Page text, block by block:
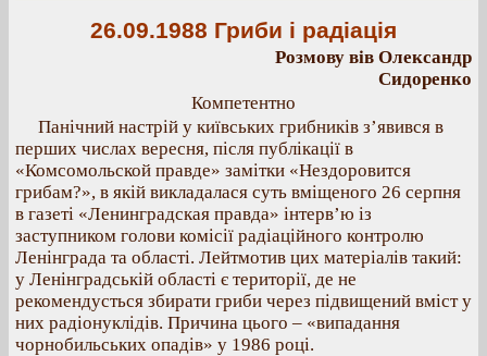
26.09.1988 Гриби і радіація
Розмову вів Олександр
Сидоренко
Компетентно
Панічний настрій у київських грибників з’явився в
перших числах вересня, після публікації в
«Комсомольской правде» замітки «Нездоровится
грибам?», в якій викладалася суть вміщеного 26 серпня
в газеті «Ленинградская правда» інтерв’ю із
заступником голови комісії радіаційного контролю
Ленінграда та області. Лейтмотив цих матеріалів такий:
у Ленінградській області є території, де не
рекомендусться збирати гриби через підвищений вміст у
них радіонуклідів. Причина цього – «випадання
чорнобильських опадів» у 1986 році.